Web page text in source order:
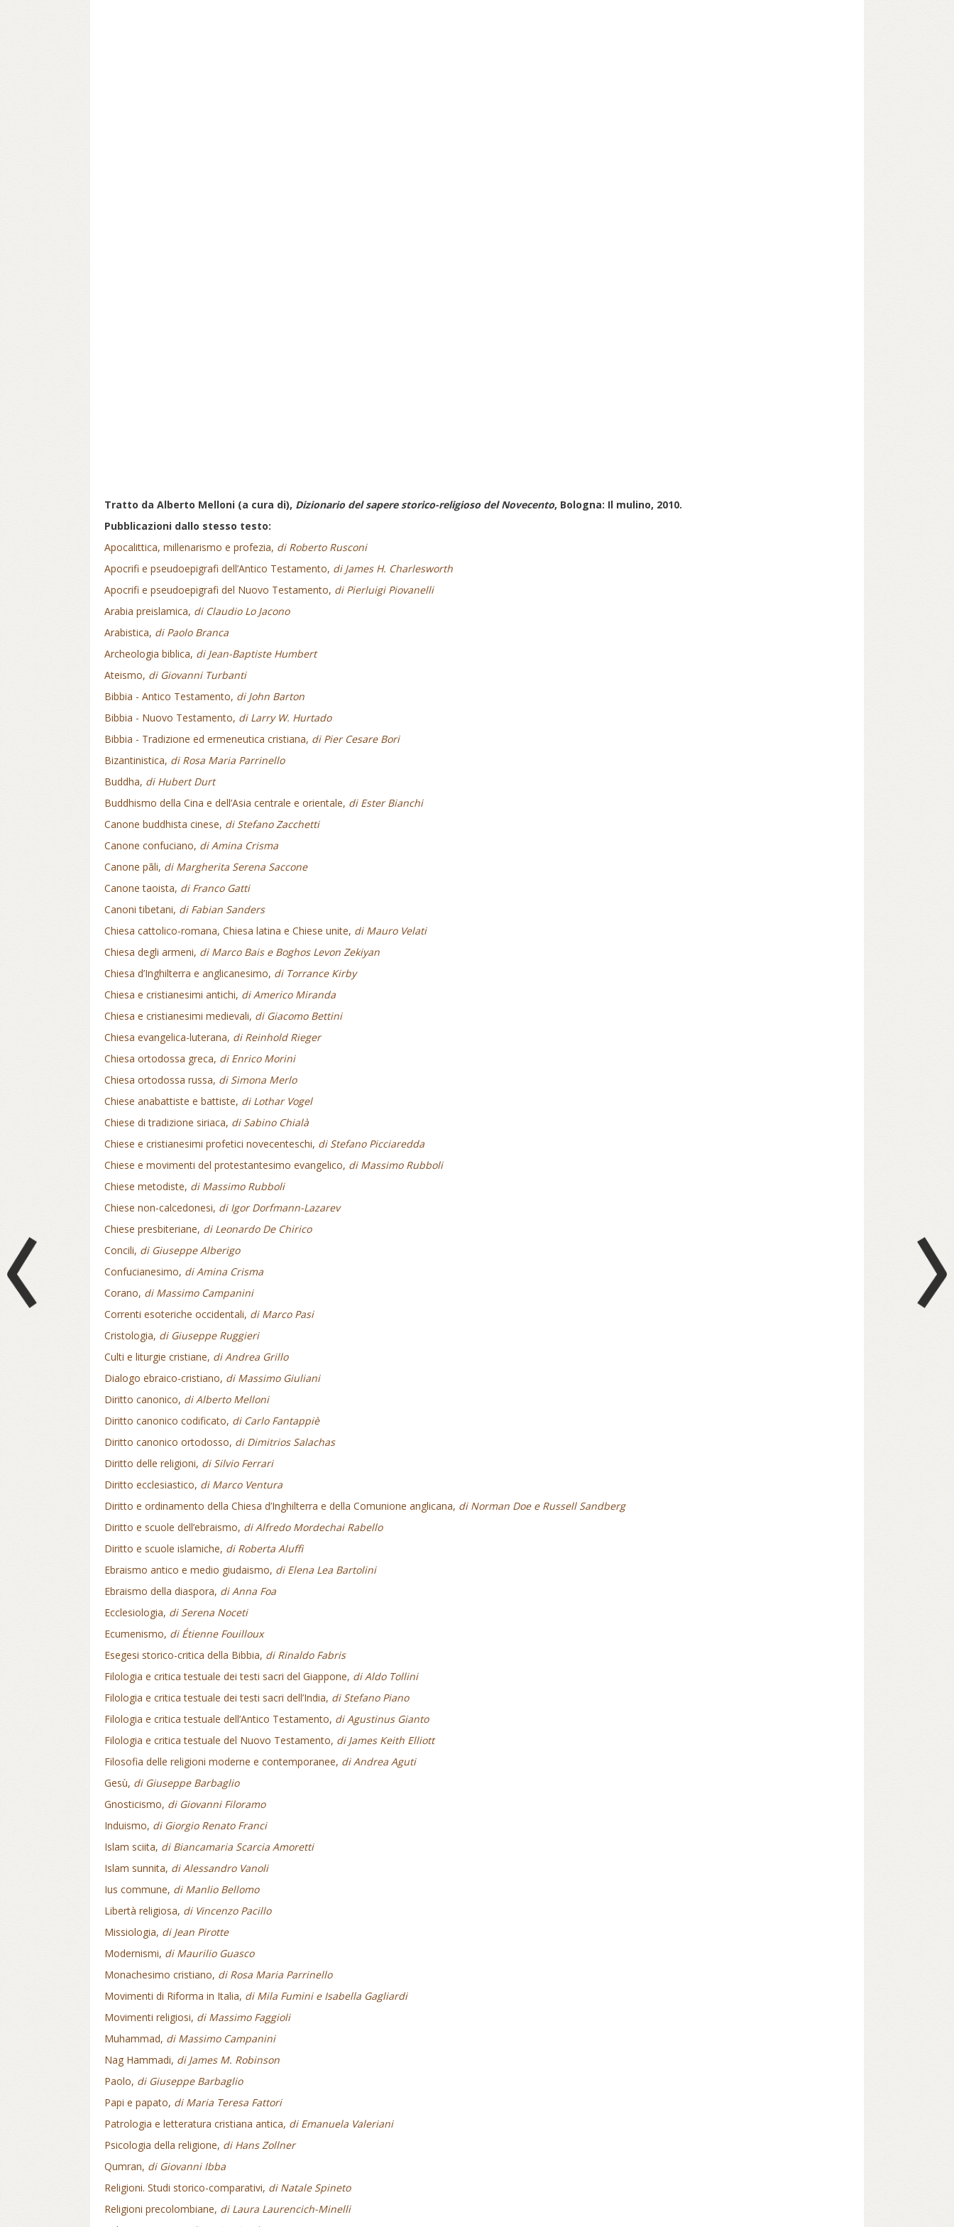
Tratto da Alberto Melloni (a cura di), Dizionario del sapere storico-religioso del Novecento, Bologna: Il mulino, 2010.
Pubblicazioni dallo stesso testo:
Apocalittica, millenarismo e profezia, di Roberto Rusconi
Apocrifi e pseudoepigrafi dell’Antico Testamento, di James H. Charlesworth
Apocrifi e pseudoepigrafi del Nuovo Testamento, di Pierluigi Piovanelli
Arabia preislamica, di Claudio Lo Jacono
Arabistica, di Paolo Branca
Archeologia biblica, di Jean-Baptiste Humbert
Ateismo, di Giovanni Turbanti
Bibbia - Antico Testamento, di John Barton
Bibbia - Nuovo Testamento, di Larry W. Hurtado
Bibbia - Tradizione ed ermeneutica cristiana, di Pier Cesare Bori
Bizantinistica, di Rosa Maria Parrinello
Buddha, di Hubert Durt
Buddhismo della Cina e dell’Asia centrale e orientale, di Ester Bianchi
Canone buddhista cinese, di Stefano Zacchetti
Canone confuciano, di Amina Crisma
Canone pāli, di Margherita Serena Saccone
Canone taoista, di Franco Gatti
Canoni tibetani, di Fabian Sanders
Chiesa cattolico-romana, Chiesa latina e Chiese unite, di Mauro Velati
Chiesa degli armeni, di Marco Bais e Boghos Levon Zekiyan
Chiesa d’Inghilterra e anglicanesimo, di Torrance Kirby
Chiesa e cristianesimi antichi, di Americo Miranda
Chiesa e cristianesimi medievali, di Giacomo Bettini
Chiesa evangelica-luterana, di Reinhold Rieger
Chiesa ortodossa greca, di Enrico Morini
Chiesa ortodossa russa, di Simona Merlo
Chiese anabattiste e battiste, di Lothar Vogel
Chiese di tradizione siriaca, di Sabino Chialà
Chiese e cristianesimi profetici novecenteschi, di Stefano Picciaredda
Chiese e movimenti del protestantesimo evangelico, di Massimo Rubboli
Chiese metodiste, di Massimo Rubboli
Chiese non-calcedonesi, di Igor Dorfmann-Lazarev
Chiese presbiteriane, di Leonardo De Chirico
Concili, di Giuseppe Alberigo
Confucianesimo, di Amina Crisma
Corano, di Massimo Campanini
Correnti esoteriche occidentali, di Marco Pasi
Cristologia, di Giuseppe Ruggieri
Culti e liturgie cristiane, di Andrea Grillo
Dialogo ebraico-cristiano, di Massimo Giuliani
Diritto canonico, di Alberto Melloni
Diritto canonico codificato, di Carlo Fantappiè
Diritto canonico ortodosso, di Dimitrios Salachas
Diritto delle religioni, di Silvio Ferrari
Diritto ecclesiastico, di Marco Ventura
Diritto e ordinamento della Chiesa d’Inghilterra e della Comunione anglicana, di Norman Doe e Russell Sandberg
Diritto e scuole dell’ebraismo, di Alfredo Mordechai Rabello
Diritto e scuole islamiche, di Roberta Aluffi
Ebraismo antico e medio giudaismo, di Elena Lea Bartolini
Ebraismo della diaspora, di Anna Foa
Ecclesiologia, di Serena Noceti
Ecumenismo, di Étienne Fouilloux
Esegesi storico-critica della Bibbia, di Rinaldo Fabris
Filologia e critica testuale dei testi sacri del Giappone, di Aldo Tollini
Filologia e critica testuale dei testi sacri dell’India, di Stefano Piano
Filologia e critica testuale dell’Antico Testamento, di Agustinus Gianto
Filologia e critica testuale del Nuovo Testamento, di James Keith Elliott
Filosofia delle religioni moderne e contemporanee, di Andrea Aguti
Gesù, di Giuseppe Barbaglio
Gnosticismo, di Giovanni Filoramo
Induismo, di Giorgio Renato Franci
Islam sciita, di Biancamaria Scarcia Amoretti
Islam sunnita, di Alessandro Vanoli
Ius commune, di Manlio Bellomo
Libertà religiosa, di Vincenzo Pacillo
Missiologia, di Jean Pirotte
Modernismi, di Maurilio Guasco
Monachesimo cristiano, di Rosa Maria Parrinello
Movimenti di Riforma in Italia, di Mila Fumini e Isabella Gagliardi
Movimenti religiosi, di Massimo Faggioli
Muhammad, di Massimo Campanini
Nag Hammadi, di James M. Robinson
Paolo, di Giuseppe Barbaglio
Papi e papato, di Maria Teresa Fattori
Patrologia e letteratura cristiana antica, di Emanuela Valeriani
Psicologia della religione, di Hans Zollner
Qumran, di Giovanni Ibba
Religioni. Studi storico-comparativi, di Natale Spineto
Religioni precolombiane, di Laura Laurencich-Minelli